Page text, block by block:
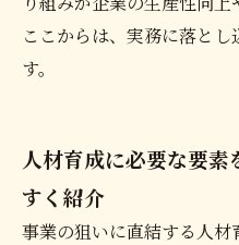
ここからは、実務に落と
す。
人材育成に必要な要
すく紹介
事業の狙いに直結する人